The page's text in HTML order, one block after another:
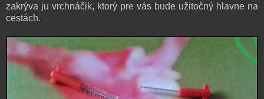
zakrýva ju vrchnáčik, ktorý pre vás bude užitočný hlavne na
cestách.